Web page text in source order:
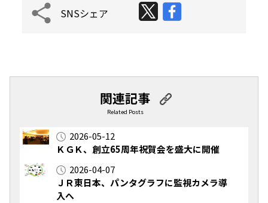
SNSシェア
関連記事
Related Posts
2026-05-12
ＫＧＫ、創立65周年祝賀会を盛大に開催
2026-04-07
ＪＲ東日本、パンタグラフに監視カメラ導
入へ